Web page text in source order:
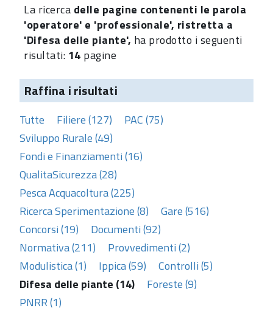
La ricerca delle pagine contenenti le parola
'operatore' e 'professionale', ristretta a
'Difesa delle piante', ha prodotto i seguenti
risultati: 14 pagine
Raffina i risultati
Tutte Filiere (127)
PAC (75)
Sviluppo Rurale (49)
Fondi e Finanziamenti (16)
QualitaSicurezza (28)
Pesca Acquacoltura (225)
Ricerca Sperimentazione (8)
Gare (516)
Concorsi (19)
Documenti (92)
Normativa (211)
Provvedimenti (2)
Modulistica (1)
Ippica (59)
Controlli (5)
Difesa delle piante (14)
Foreste (9)
PNRR (1)